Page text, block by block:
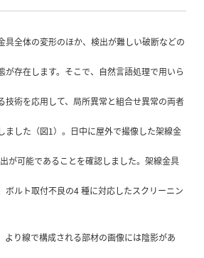
全体の変形のほか、検出が難しい破断などの
が存在します。そこで、自然言語処理で用いら
技術を応用して、局所異常と組合せ異常の両者
ました（図1）。日中に屋外で撮像した架線金
が可能であることを確認しました。架線金具
ボルト取付不良の4 種に対応したスクリーニン
り線で構成される部材の画像には陰影があ